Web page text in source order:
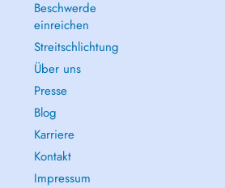
Beschwerde
einreichen
Streitschlichtung
Über uns
Presse
Blog
Karriere
Kontakt
Impressum